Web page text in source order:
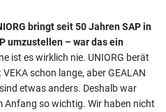
bringt seit 50 Jahren SAP in
umzustellen – war das ein
ist es wirklich nie. UNIORG berät
schon lange, aber GEALAN
etwas anders. Deshalb war
Anfang so wichtig. Wir haben nicht